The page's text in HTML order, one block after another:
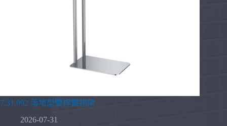
7.31.092 落地型雙桿置物架
2026-07-31